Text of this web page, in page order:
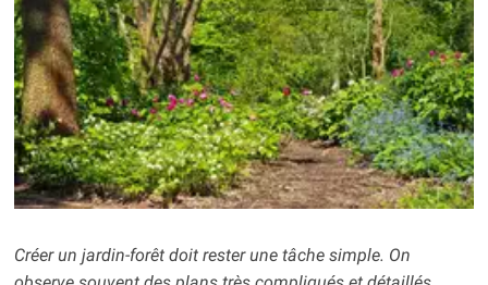
Créer un jardin-forêt doit rester une tâche simple. On